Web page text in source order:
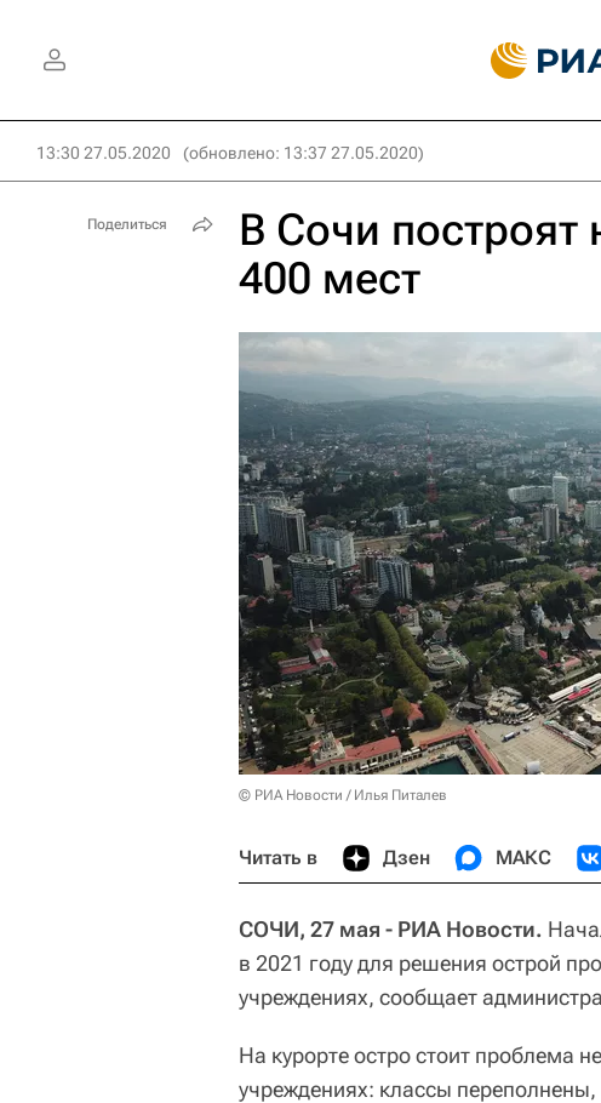
13:30 27.05.2020 (обновлено: 13:37 27.05.2020)
В Сочи построят
400 мест
© РИА Новости / Илья Питалев
Читать в Дзен МАКС
СОЧИ, 27 мая - РИА Новости.
в 2021 году для решения острой
учреждениях, сообщает
На курорте остро стоит проблема
учреждениях: классы
Поделиться